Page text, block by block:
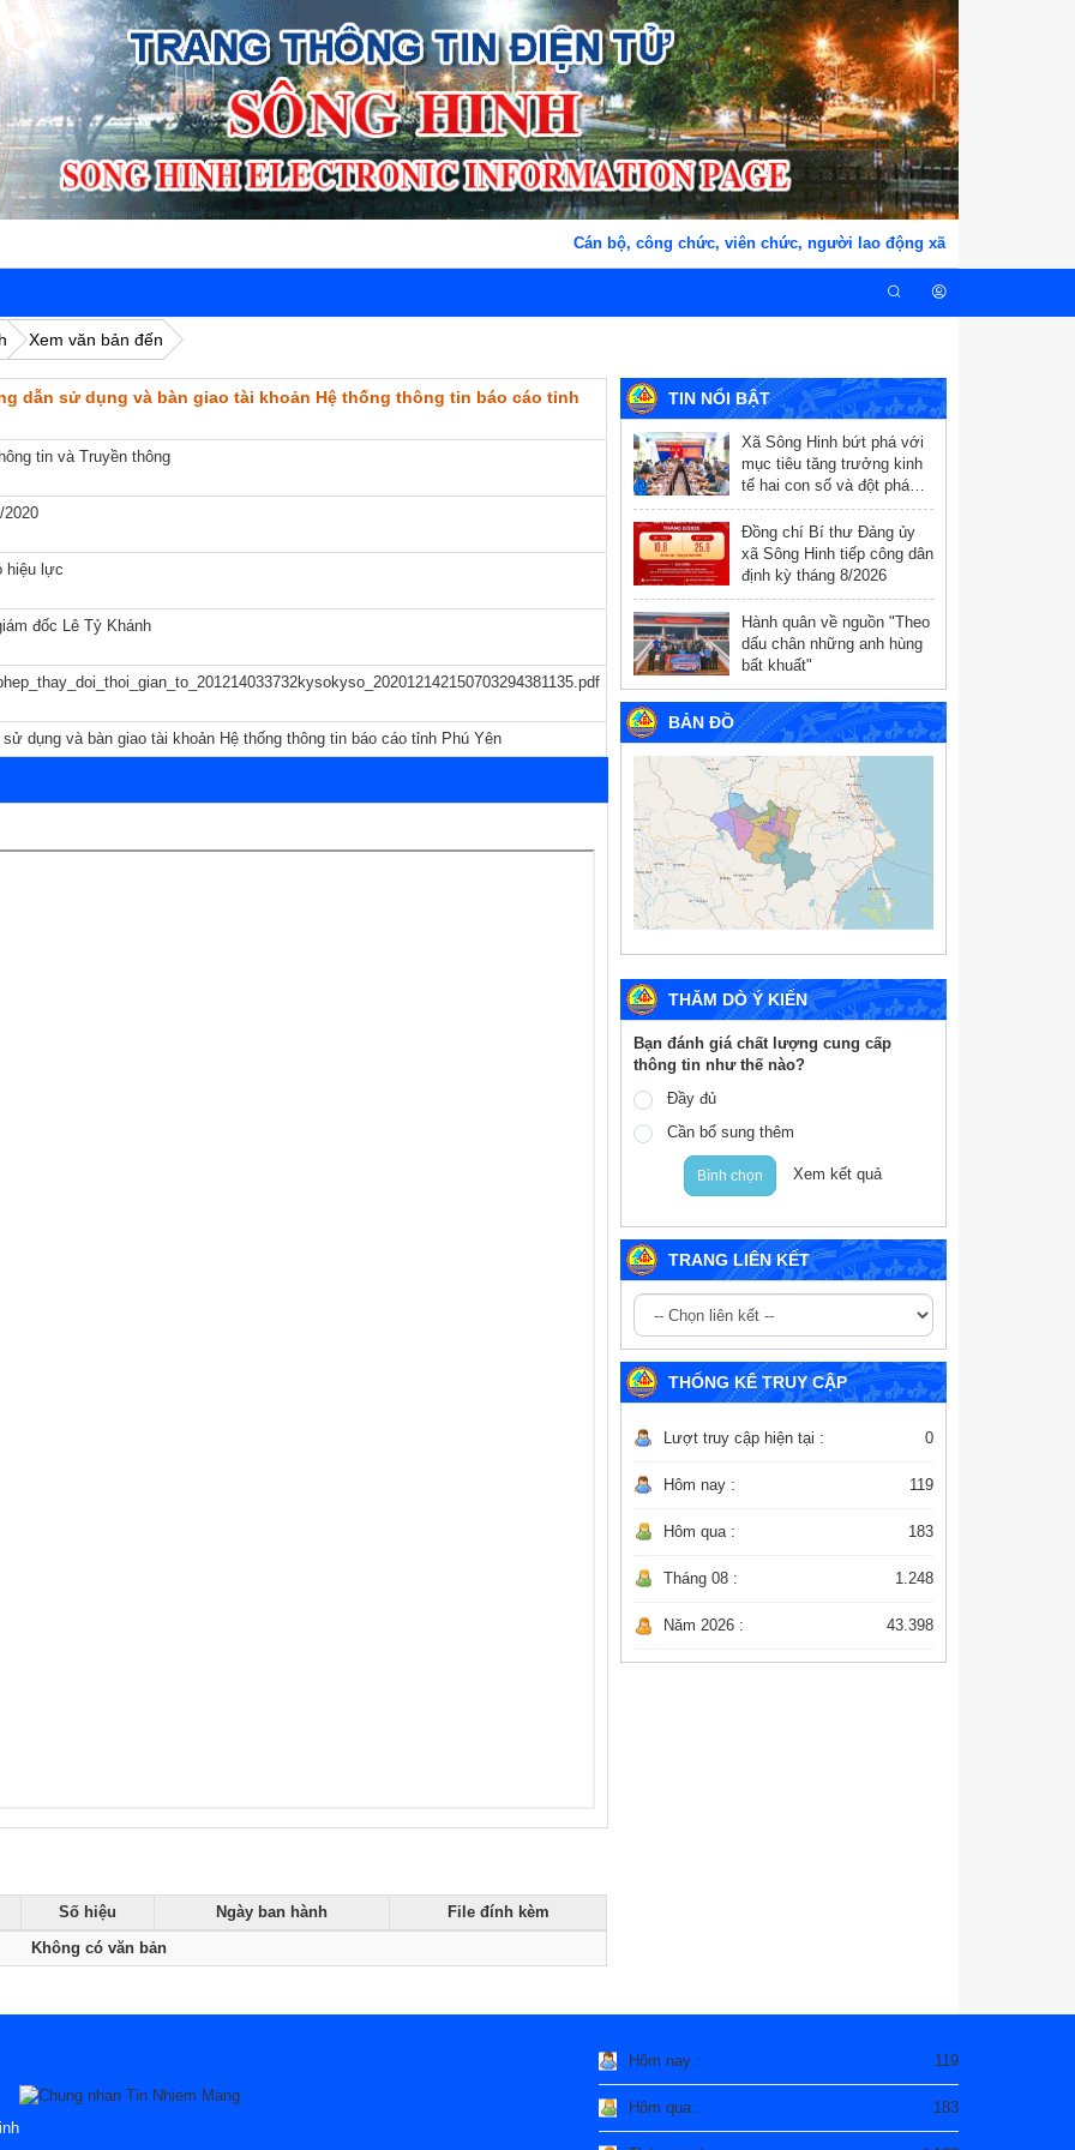
Cán bộ, công chức, viên chức, người lao động xã Sông Hinh, tỉnh Đắk
Xem văn bản đến
dẫn sử dụng và bàn giao tài khoản Hệ thống thông tin báo cáo tỉnh
tin và Truyền thông
2020
hiệu lực
đốc Lê Tỷ Khánh
dụng và bàn giao tài khoản Hệ thống thông tin báo cáo tỉnh Phú Yên
Số hiệu Ngày ban hành
File đính kèm
Không có văn bản
TIN NỔI BẬT
Xã Sông Hinh bứt phá với
mục tiêu tăng trưởng kinh
tế hai con số và đột phá
chuyển đổi số
Đồng chí Bí thư Đảng ủy
xã Sông Hinh tiếp công dân
định kỳ tháng 8/2026
Hành quân về nguồn "Theo
dấu chân những anh hùng
bất khuất"
BẢN ĐỒ
THĂM DÒ Ý KIẾN
Bạn đánh giá chất lượng cung cấp
thông tin như thế nào?
Đầy đủ
Cần bổ sung thêm
Bình chọn Xem kết quả
TRANG LIÊN KẾT
THỐNG KÊ TRUY CẬP
Lượt truy cập hiện tại : 0
Hôm nay : 119
Hôm qua : 183
Tháng 08 : 1.248
Năm 2026 : 43.398
Hôm nay : 119
Hôm qua : 183